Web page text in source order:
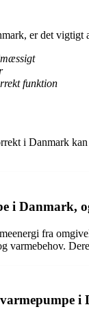
er det vigtigt
funktion
i Danmark
i Danmark,
fra
varmebehov.